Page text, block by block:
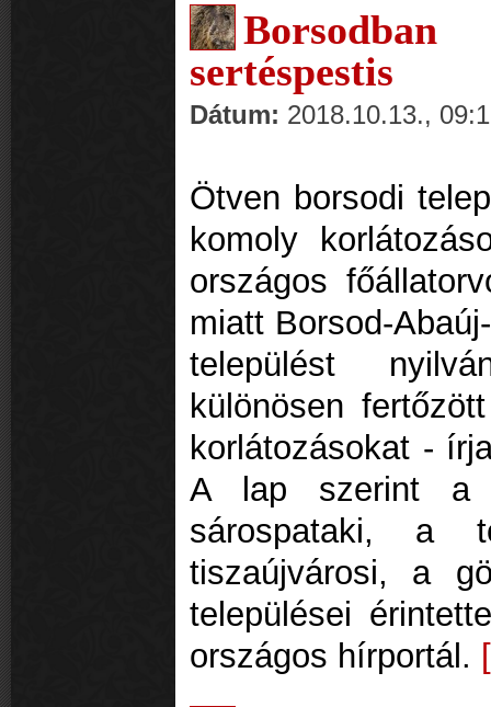
sertéspestis
Dátum: 2018.10.13.,
Ötven borsodi
komoly
országos
miatt Borsod-
települést
különösen
korlátozásokat -
A lap szerint a
sárospataki, a
tiszaújvárosi, a
települései
országos hírportál.